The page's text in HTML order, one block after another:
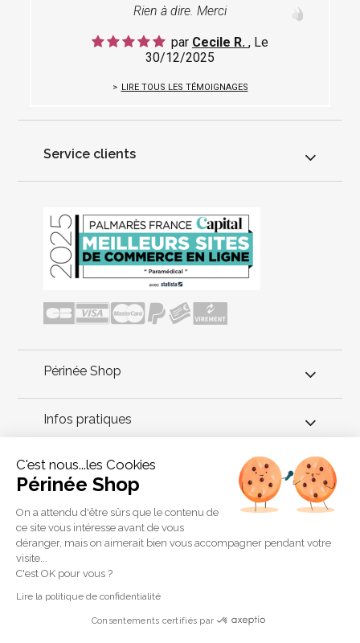
Rien à dire. Merci
par Cecile R. , Le
30/12/2025
LIRE TOUS LES TÉMOIGNAGES
Service clients
Périnée Shop
Infos pratiques
Conseils périnée
Verity Medical est un des leaders du marché de
l'électrostimulation avec sa gamme Neurotrac. Périnée Shop
vous propose ces électrodes rondes compatibles avec les
neurostimulateurs de la marque Neurotrac.
Copyright 2011 © Périnée Shop
Conditions générales de vente
Mentions légales
C'est nous...les Cookies
Périnée Shop
On a attendu d'être sûrs que le contenu de
ce site vous intéresse avant de vous
déranger, mais on aimerait bien vous accompagner pendant votre
visite...
C'est OK pour vous ?
Lire la politique de confidentialité
Consentements certifiés par